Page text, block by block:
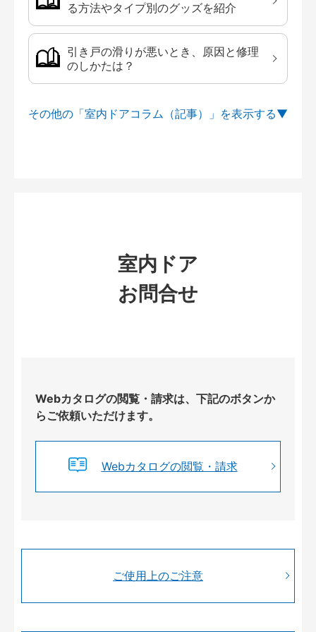
る方法やタイプ別のグッズを紹介
引き戸の滑りが悪いとき、原因と修理
のしかたは？
その他の「室内ドアコラム（記事）」を
室内ドア
お問合せ
Webカタログの閲覧・請求は、下記のボタンか
らご依頼いただけます。
Webカタログの閲覧・請求
ご使用上のご注意